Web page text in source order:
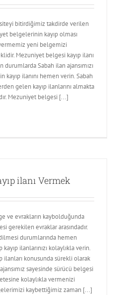
bitirdiğimiz takdirde verilen
belgelerinin kayıp olması
yeni belgemizi
Mezuniyet belgesi kayıp ilanı
Sabah ilan ajansımızı
kayıp ilanını hemen verin. Sabah
gelen kayıp ilanlarını almakta
Mezuniyet belgesi [...]
ilanı Vermek
ve evrakların kaybolduğunda
gerekilen evraklar arasındadır.
durumlarında hemen
kayıp ilanlarınızı kolaylıkla verin.
ilanları konusunda sürekli olarak
sayesinde sürücü belgesi
kolaylıkla vermenizi
kaybettiğimiz zaman [...]